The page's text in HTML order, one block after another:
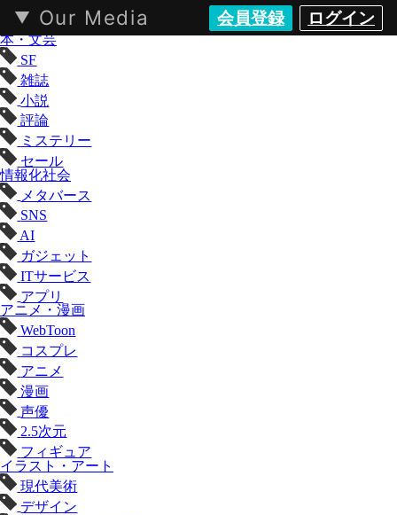
Our Media 会員登録 ログイン
KAI-YOU（カイユウ）- 世界と遊ぶポップカルチャーメディア
本・文芸
SF
雑誌
小説
評論
ミステリー
セール
情報化社会
メタバース
SNS
AI
ガジェット
ITサービス
アプリ
アニメ・漫画
WebToon
コスプレ
アニメ
漫画
声優
2.5次元
フィギュア
イラスト・アート
現代美術
デザイン